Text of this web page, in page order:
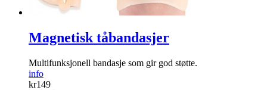
Magnetisk tåbandasjer
Multifunksjonell bandasje som gir god støtte.
info
kr149